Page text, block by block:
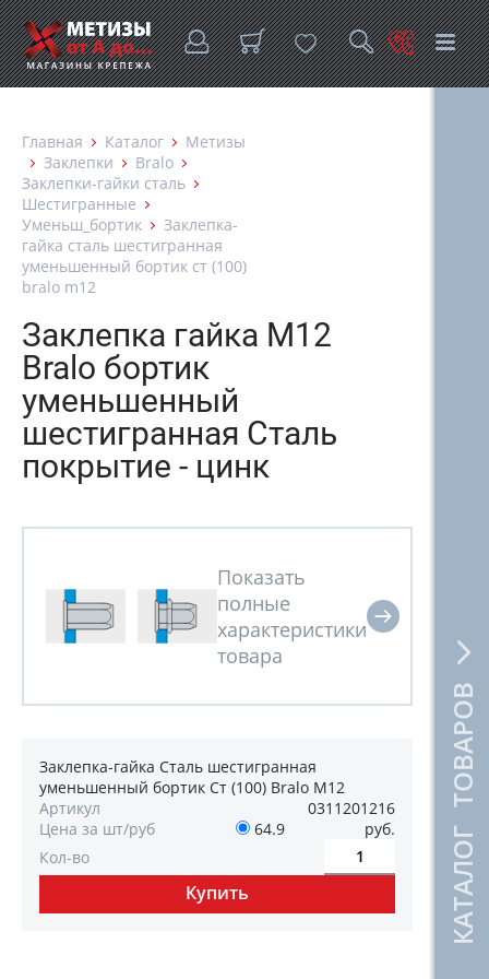
КАТАЛОГ ТОВАРОВ
Главная Каталог
Метизы
Заклепки
Bralo
Заклепки-гайки сталь
Шестигранные
Уменьш_бортик
Заклепка-
гайка сталь шестигранная
уменьшенный бортик ст (100)
bralo m12
Заклепка гайка М12
Bralo бортик
уменьшенный
шестигранная Сталь
покрытие - цинк
Заклепка-гайка Сталь шестигранная
уменьшенный бортик Ст (100) Bralo M12
Артикул
0311201216
Цена за шт/руб
64.9
руб.
Кол-во